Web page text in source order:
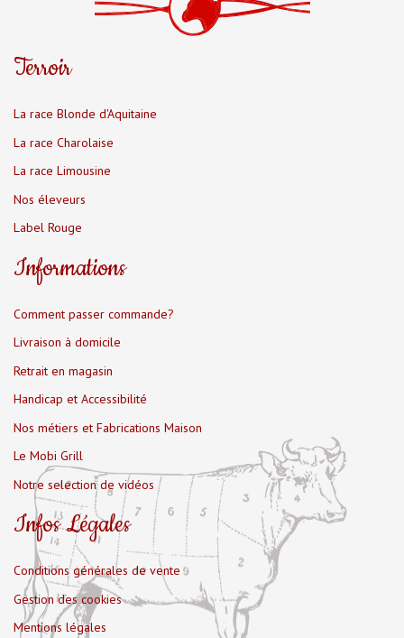
Terroir
La race Blonde d'Aquitaine
La race Charolaise
La race Limousine
Nos éleveurs
Label Rouge
Informations
Comment passer commande?
Livraison à domicile
Retrait en magasin
Handicap et Accessibilité
Nos métiers et Fabrications Maison
Le Mobi Grill
Notre selection de vidéos
Infos Légales
Conditions générales de vente
Gestion des cookies
Mentions légales